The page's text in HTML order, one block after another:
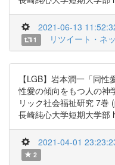
2021-06-13
1 リツイート・ネ
【LGB】岩本潤一「同
性愛の傾向をもつ人の神
リック社会福祉研究 7巻
長崎純心大学短期大学部
2021-04-01
2